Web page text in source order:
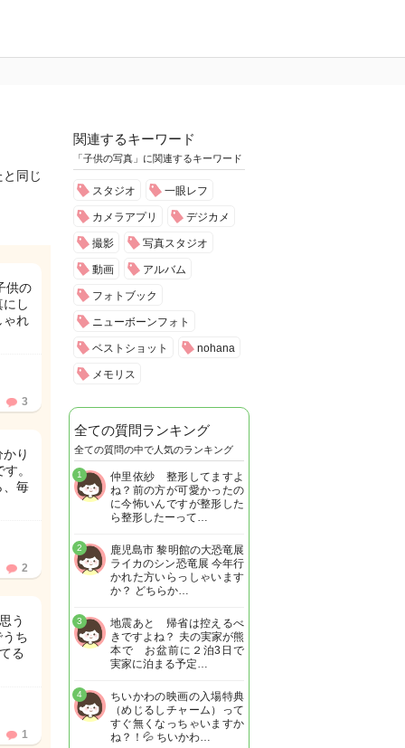
同じ
供の
し
ゃれ
3
り
。
、毎
2
う
ち
る
1
関連するキーワード
「子供の写真」に関連するキーワード
スタジオ 一眼レフ
カメラアプリ デジカメ
撮影 写真スタジオ
動画 アルバム
フォトブック
ニューボーンフォト
ベストショット nohana
メモリス
全ての質問ランキング
全ての質問の中で人気のランキング
仲里依紗 整形してますよ
ね？前の方が可愛かったの
に今怖いんですが整形した
ら整形したーって…
1
鹿児島市 黎明館の大恐竜展
ライカのシン恐竜展 今年行
かれた方いらっしゃいます
か？ どちらか…
2
地震あと 帰省は控えるべ
きですよね？ 夫の実家が熊
本で お盆前に２泊3日で
実家に泊まる予定…
3
ちいかわの映画の入場特典
（めじるしチャーム）って
すぐ無くなっちゃいますか
ね？！💦 ちいかわ…
4